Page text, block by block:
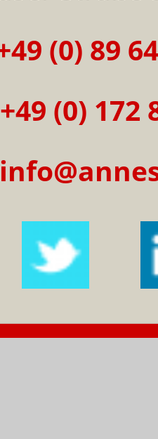
(0) 89
+49 (0) 172